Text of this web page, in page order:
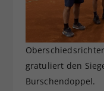
gratuliert den
Burschendoppel.